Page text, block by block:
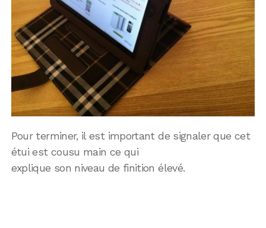
Pour terminer, il est important de signaler que cet
étui est cousu main ce qui
explique son niveau de finition élevé.